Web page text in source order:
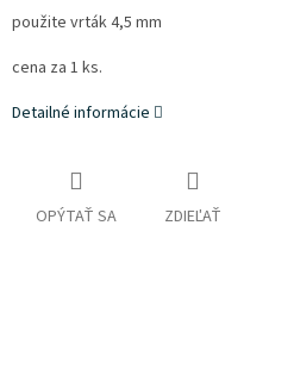
použite vrták 4,5 mm
cena za 1 ks.
Detailné informácie
OPÝTAŤ SA ZDIEĽAŤ